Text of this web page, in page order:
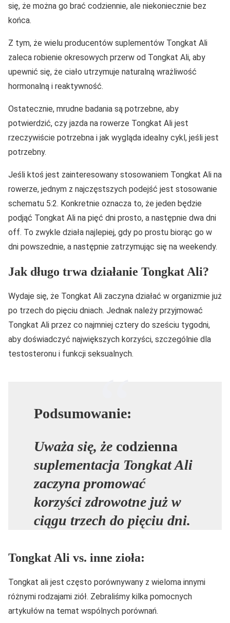
się, że można go brać codziennie, ale niekoniecznie bez
końca.
Z tym, że wielu producentów suplementów Tongkat Ali
zaleca robienie okresowych przerw od Tongkat Ali, aby
upewnić się, że ciało utrzymuje naturalną wrażliwość
hormonalną i reaktywność.
Ostatecznie, mrudne badania są potrzebne, aby
potwierdzić, czy jazda na rowerze Tongkat Ali jest
rzeczywiście potrzebna i jak wygląda idealny cykl, jeśli jest
potrzebny.
Jeśli ktoś jest zainteresowany stosowaniem Tongkat Ali na
rowerze, jednym z najczęstszych podejść jest stosowanie
schematu 5:2. Konkretnie oznacza to, że jeden będzie
podjąć Tongkat Ali na pięć dni prosto, a następnie dwa dni
off. To zwykle działa najlepiej, gdy po prostu biorąc go w
dni powszednie, a następnie zatrzymując się na weekendy.
Jak długo trwa działanie Tongkat Ali?
Wydaje się, że Tongkat Ali zaczyna działać w organizmie już
po trzech do pięciu dniach. Jednak należy przyjmować
Tongkat Ali przez co najmniej cztery do sześciu tygodni,
aby doświadczyć największych korzyści, szczególnie dla
testosteronu i funkcji seksualnych.
Podsumowanie:
Uważa się, że codzienna
suplementacja Tongkat Ali
zaczyna promować
korzyści zdrowotne już w
ciągu trzech do pięciu dni.
Tongkat Ali vs. inne zioła:
Tongkat ali jest często porównywany z wieloma innymi
różnymi rodzajami ziół. Zebraliśmy kilka pomocnych
artykułów na temat wspólnych porównań.